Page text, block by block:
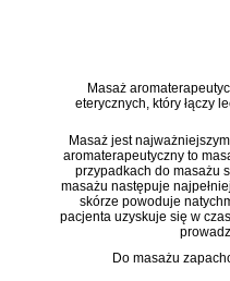
Masaż
eterycznych, który łączy
Masaż jest
aromaterapeutyczny to
przypadkach do masażu
masażu następuje
skórze powoduje
pacjenta uzyskuje się w
Do masażu